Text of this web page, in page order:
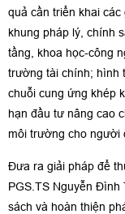
quả cần triển khai
khung pháp lý, chính
tầng, khoa học-công
trường tài chính; hình
chuỗi cung ứng khép
hạn đầu tư nâng cao
môi trường cho người
Đưa ra giải pháp để
PGS.TS Nguyễn Đình
sách và hoàn thiện